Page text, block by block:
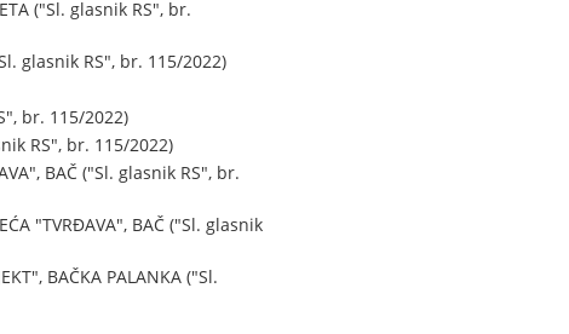
("Sl. glasnik RS", br.
glasnik RS", br. 115/2022)
br. 115/2022)
RS", br. 115/2022)
BAČ ("Sl. glasnik RS", br.
"TVRĐAVA", BAČ ("Sl. glasnik
BAČKA PALANKA ("Sl.